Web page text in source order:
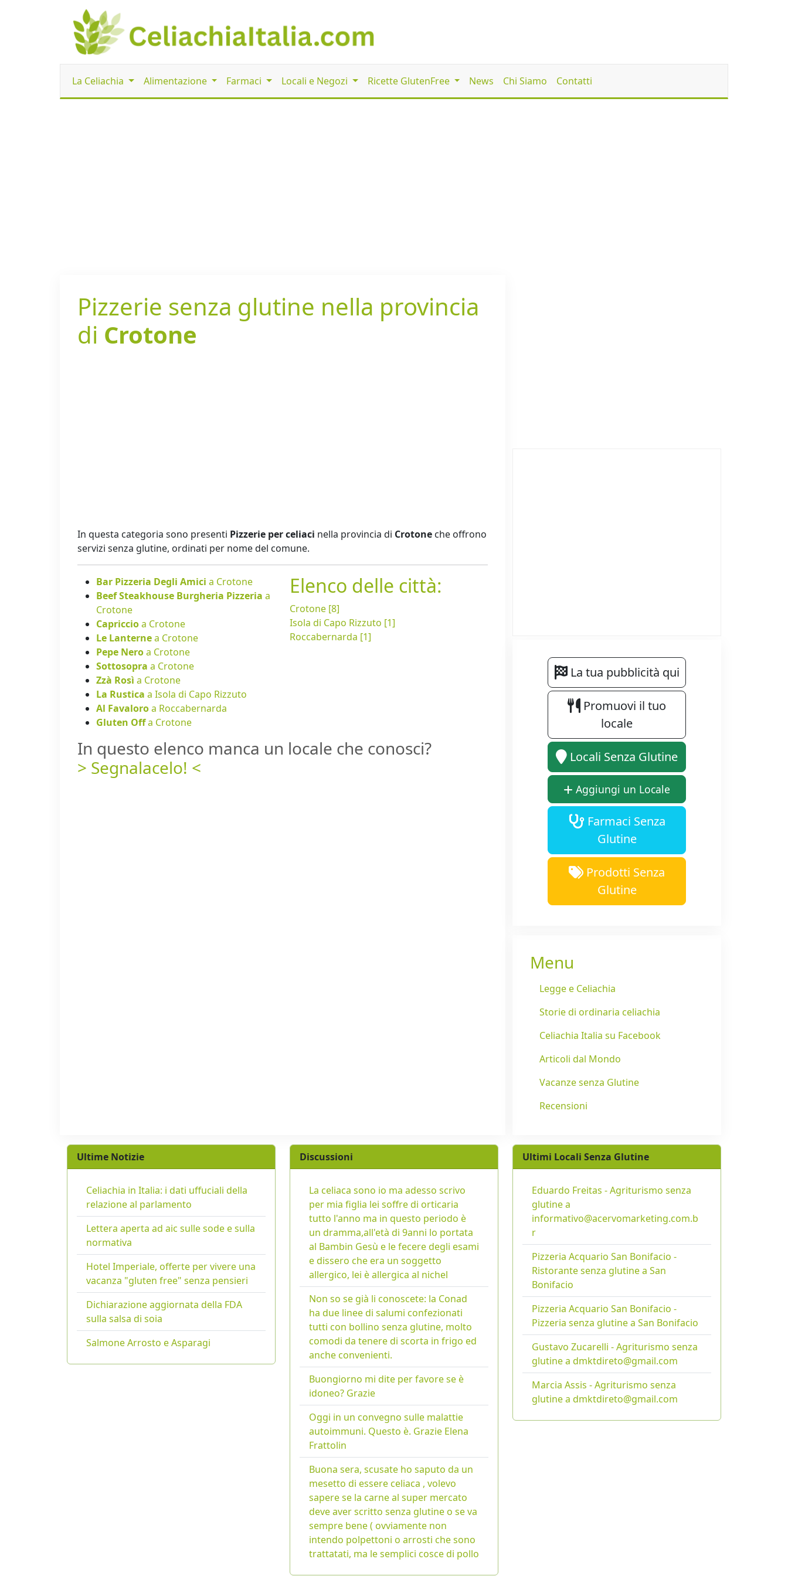
La Celiachia Alimentazione Farmaci Locali e Negozi Ricette GlutenFree News Chi Siamo Contatti
Pizzerie senza glutine nella provincia
di Crotone
In questa categoria sono presenti Pizzerie per celiaci nella provincia di Crotone che offrono
servizi senza glutine, ordinati per nome del comune.
Bar Pizzeria Degli Amici a Crotone
Beef Steakhouse Burgheria Pizzeria a
Crotone
Capriccioa Crotone
Le Lanternea Crotone
Pepe Neroa Crotone
Sottosopra a Crotone
Zzà Rosì a Crotone
La Rustica a Isola di Capo Rizzuto
Al Favaloroa Roccabernarda
Gluten Offa Crotone
Elenco delle città:
Crotone [8]
Isola di Capo Rizzuto [1]
Roccabernarda [1]
In questo elenco manca un locale che conosci?
> Segnalacelo! <
La tua pubblicità qui
Promuovi il tuo
locale
Locali Senza Glutine
Aggiungi un Locale
Farmaci Senza
Glutine
Prodotti Senza
Glutine
Menu
Legge e Celiachia
Storie di ordinaria celiachia
Celiachia Italia su Facebook
Articoli dal Mondo
Vacanze senza Glutine
Recensioni
Ultime Notizie
Celiachia in Italia: i dati uffuciali della
relazione al parlamento
Lettera aperta ad aic sulle sode e sulla
normativa
Hotel Imperiale, offerte per vivere una
vacanza "gluten free" senza pensieri
Dichiarazione aggiornata della FDA
sulla salsa di soia
Salmone Arrosto e Asparagi
Discussioni
La celiaca sono io ma adesso scrivo
per mia figlia lei soffre di orticaria
tutto l'anno ma in questo periodo è
un dramma,all'età di 9anni lo portata
al Bambin Gesù e le fecere degli esami
e dissero che era un soggetto
allergico, lei è allergica al nichel
Non so se già li conoscete: la Conad
ha due linee di salumi confezionati
tutti con bollino senza glutine, molto
comodi da tenere di scorta in frigo ed
anche convenienti.
Buongiorno mi dite per favore se è
idoneo? Grazie
Oggi in un convegno sulle malattie
autoimmuni. Questo è. Grazie Elena
Frattolin
Buona sera, scusate ho saputo da un
mesetto di essere celiaca , volevo
sapere se la carne al super mercato
deve aver scritto senza glutine o se va
sempre bene ( ovviamente non
intendo polpettoni o arrosti che sono
trattatati, ma le semplici cosce di pollo
Ultimi Locali Senza Glutine
Eduardo Freitas - Agriturismo senza
glutine a
informativo@acervomarketing.com.b
r
Pizzeria Acquario San Bonifacio -
Ristorante senza glutine a San
Bonifacio
Pizzeria Acquario San Bonifacio -
Pizzeria senza glutine a San Bonifacio
Gustavo Zucarelli - Agriturismo senza
glutine a dmktdireto@gmail.com
Marcia Assis - Agriturismo senza
glutine a dmktdireto@gmail.com